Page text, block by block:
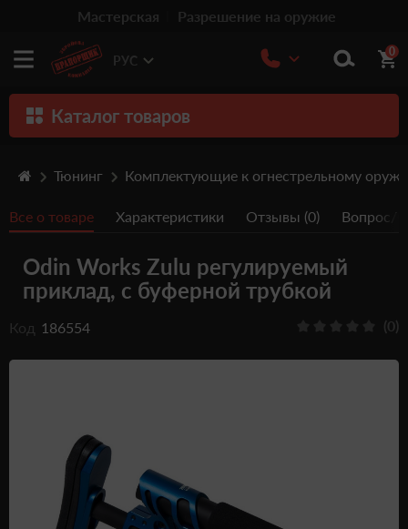
Мастерская Разрешение на оружие
РУС
0
Каталог товаров
Травматическое оружие
Пистолеты
Оптика
Тюнинг
Одежда и обувь
Дроны (БПЛА)
Подарочные Сертификати
Тюнинг Комплектующие к огнестрельному
Все о товаре Характеристики Отзывы (0) Вопрос/
Odin Works Zulu регулируемый
приклад, с буферной трубкой
Код 186554 (0)